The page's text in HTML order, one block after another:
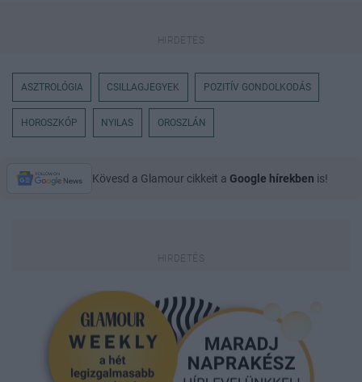
ASZTROLÓGIA CSILLAGJEGYEK POZITÍV GONDOLKODÁS
HOROSZKÓP NYILAS OROSZLÁN
Kövesd a Glamour cikkeit a Google hírekben is!